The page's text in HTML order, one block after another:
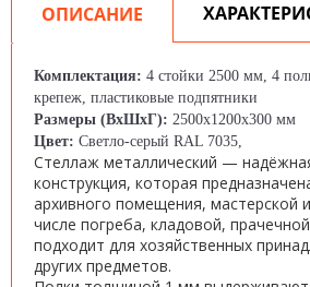
ОПИСАНИЕ
Комплектация: 4 стойки 2500 мм, 4
крепеж, пластиковые подпятники
Размеры (ВхШхГ): 2500х1200х300 мм
Цвет: Светло-серый RAL 7035,
Стеллаж металлический —
конструкция, которая
архивного помещения, мастерской
числе погреба, кладовой,
подходит для хозяйственных
других предметов.